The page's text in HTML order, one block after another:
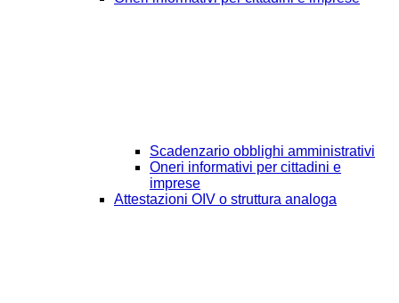
Scadenzario obblighi amministrativi
Oneri informativi per cittadini e
imprese
Attestazioni OIV o struttura analoga